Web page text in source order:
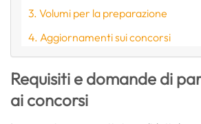
Volumi per la preparazione
Aggiornamenti sui concorsi
Requisiti e domande di
ai concorsi